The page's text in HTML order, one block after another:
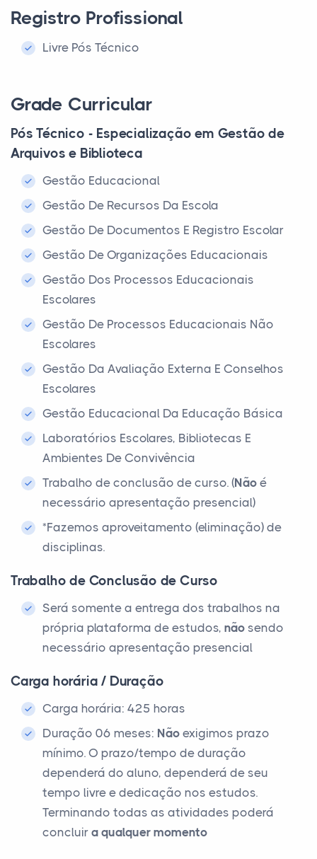
Registro Profissional
Livre Pós Técnico
Grade Curricular
Pós Técnico - Especialização em Gestão de
Arquivos e Biblioteca
Gestão Educacional
Gestão De Recursos Da Escola
Gestão De Documentos E Registro Escolar
Gestão De Organizações Educacionais
Gestão Dos Processos Educacionais
Escolares
Gestão De Processos Educacionais Não
Escolares
Gestão Da Avaliação Externa E Conselhos
Escolares
Gestão Educacional Da Educação Básica
Laboratórios Escolares, Bibliotecas E
Ambientes De Convivência
Trabalho de conclusão de curso. (Não é
necessário apresentação presencial)
*Fazemos aproveitamento (eliminação) de
disciplinas.
Trabalho de Conclusão de Curso
Será somente a entrega dos trabalhos na
própria plataforma de estudos, não sendo
necessário apresentação presencial
Carga horária / Duração
Carga horária: 425 horas
Duração 06 meses: Não exigimos prazo
mínimo. O prazo/tempo de duração
dependerá do aluno, dependerá de seu
tempo livre e dedicação nos estudos.
Terminando todas as atividades poderá
concluir a qualquer momento